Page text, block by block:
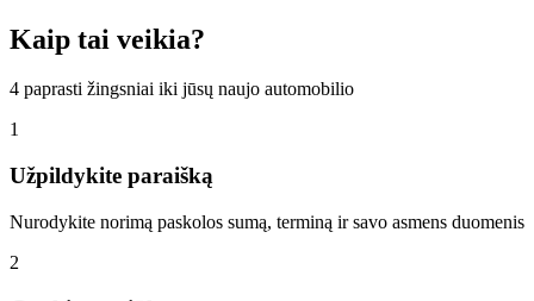
Kaip tai veikia?
4 paprasti žingsniai iki jūsų naujo automobilio
1
Užpildykite paraišką
Nurodykite norimą paskolos sumą, terminą ir savo asmens duomenis
2